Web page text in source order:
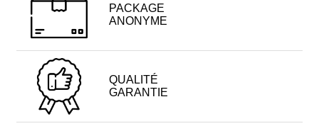
PACKAGE
ANONYME
QUALITÉ
GARANTIE